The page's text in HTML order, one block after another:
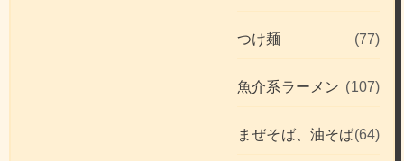
つけ麺 (77)
魚介系ラーメン (107)
まぜそば、油そば(64)